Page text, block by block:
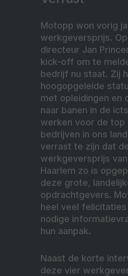
Motopp won vorig
werkgeversprijs.
directeur Jan
kick-off om te
bedrijf nu staat. Zij
hoogopgeleide
met opleidingen en
naar banen in de
werken voor de top
bedrijven in ons
verrast te zijn dat
werkgeversprijs
Haarlem zo is
deze grote,
opdrachtgevers.
heel veel
nodige
hun aanpak.
Naast de korte
deze vier